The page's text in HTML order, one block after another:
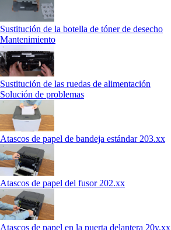
Sustitución de la botella de tóner de desecho
Mantenimiento
Sustitución de las ruedas de alimentación
Solución de problemas
Atascos de papel de bandeja estándar 203.xx
Atascos de papel del fusor 202.xx
Atascos de papel en la puerta delantera 20y.xx